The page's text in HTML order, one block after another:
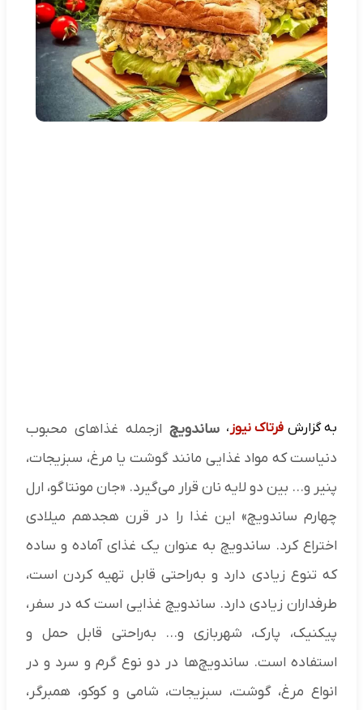
به گزارش فرتاک نیوز ، ساندویچ ازجمله غذاهای محبوب
دنیاست که مواد غذایی مانند گوشت یا مرغ، سبزیجات،
پنیر و... بین دو لایه نان قرار می‌گیرد. «جان مونتاگو، ارل
چهارم ساندویچ» این غذا را در قرن هجدهم میلادی
اختراع کرد. ساندویچ به عنوان یک غذای آماده و ساده
که تنوع زیادی دارد و به‌راحتی قابل تهیه کردن است،
طرفداران زیادی دارد. ساندویچ غذایی است که در سفر،
پیکنیک، پارک، شهربازی و... به‌راحتی قابل حمل و
استفاده است. ساندویچ‌ها در دو نوع گرم و سرد و در
انواع مرغ، گوشت، سبزیجات، شامی و کوکو، همبرگر،